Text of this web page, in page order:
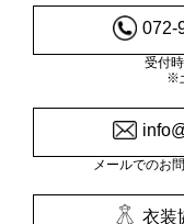
072-
受付
※
メールでのお
衣装